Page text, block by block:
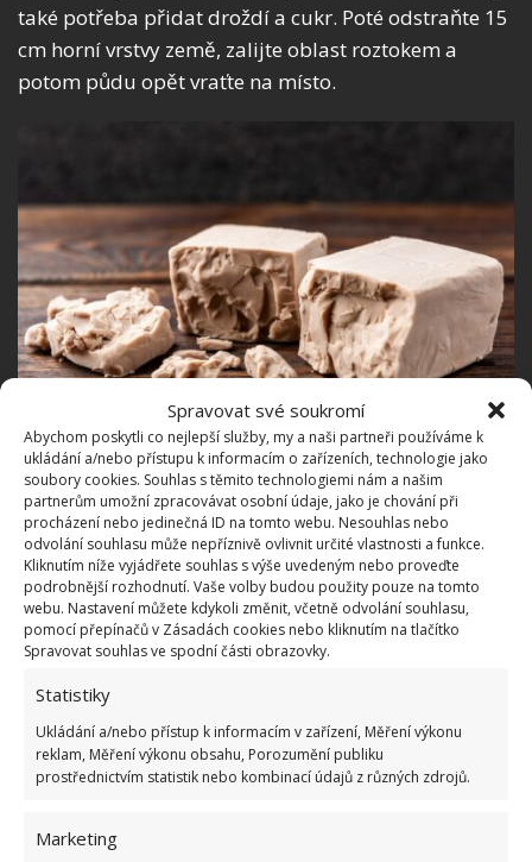
Spravovat své soukromí
Abychom poskytli co nejlepší služby, my a naši partneři používáme k
ukládání a/nebo přístupu k informacím o zařízeních, technologie jako
soubory cookies. Souhlas s těmito technologiemi nám a našim
partnerům umožní zpracovávat osobní údaje, jako je chování při
procházení nebo jedinečná ID na tomto webu. Nesouhlas nebo
odvolání souhlasu může nepříznivě ovlivnit určité vlastnosti a funkce.
Kliknutím níže vyjádřete souhlas s výše uvedeným nebo proveďte
podrobnější rozhodnutí. Vaše volby budou použity pouze na tomto
webu. Nastavení můžete kdykoli změnit, včetně odvolání souhlasu,
pomocí přepínačů v Zásadách cookies nebo kliknutím na tlačítko
Spravovat souhlas ve spodní části obrazovky.
Statistiky
Ukládání a/nebo přístup k informacím v zařízení, Měření výkonu
reklam, Měření výkonu obsahu, Porozumění publiku
prostřednictvím statistik nebo kombinací údajů z různých zdrojů.
Marketing
také potřeba přidat droždí a cukr. Poté odstraňte 15
cm horní vrstvy země, zalijte oblast roztokem a
potom půdu opět vraťte na místo.
Fotografie: Freepik
Houbu lze vykopat v lese spolu s hroudou země a
přesadit na váš pozemek. Společně s tím přidejte i
piliny nebo listy anezapomínejte vše pravidelně
zalévat. V blízkosti výsadby by měla být umístěna
dřevěná polena, která zajistí potřebnou vlhkost pro
Houby v sáčku
Houby dobře rostou ve skleníkových podmínkách. A
pytlích. K pěstování hub v pytli